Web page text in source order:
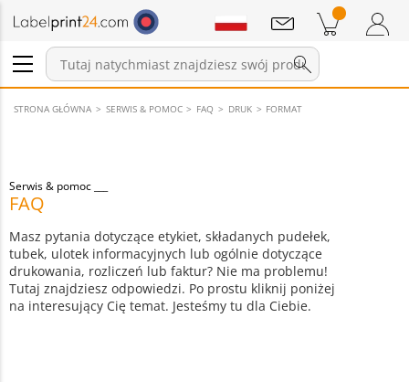
Zaloguj się / Zarejestruj
Pozycji w koszyku
Wiadomości
STRONA GŁÓWNA SERWIS & POMOC FAQ DRUK FORMAT
Serwis & pomoc
FAQ
Masz pytania dotyczące etykiet, składanych pudełek,
tubek, ulotek informacyjnych lub ogólnie dotyczące
drukowania, rozliczeń lub faktur? Nie ma problemu!
Tutaj znajdziesz odpowiedzi. Po prostu kliknij poniżej
na interesujący Cię temat. Jesteśmy tu dla Ciebie.